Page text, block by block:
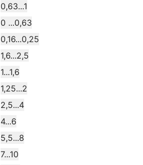
0,63...1
0 ...0,63
0,16...0,25
1,6...2,5
1...1,6
1,25...2
2,5...4
4...6
5,5...8
7...10